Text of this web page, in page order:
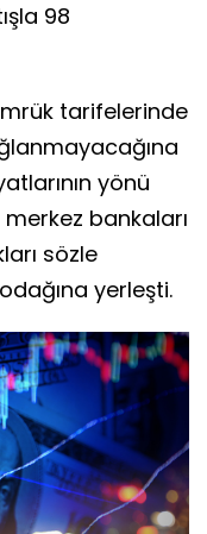
98
tarifelerinde
yönü
bankaları
sözle
yerleşti.